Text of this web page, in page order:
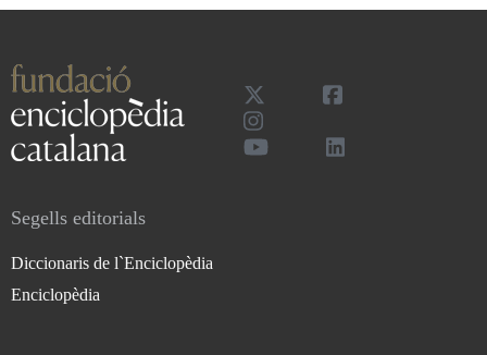
Segells editorials
Diccionaris de l`Enciclopèdia
Enciclopèdia